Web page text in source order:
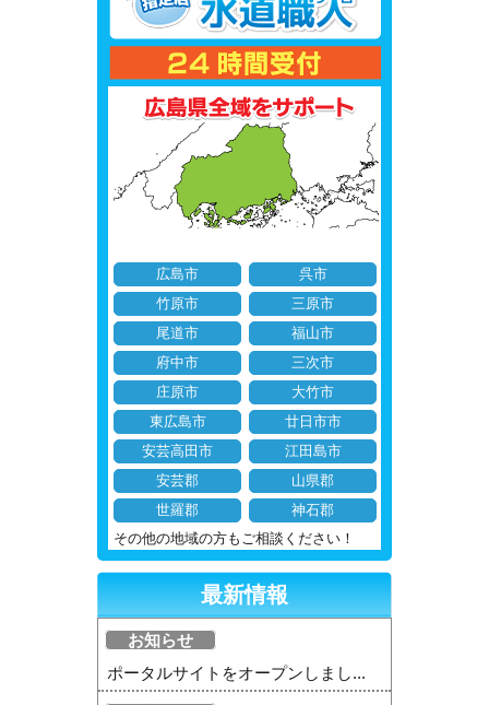
広島市
呉市
竹原市
三原市
尾道市
福山市
府中市
三次市
庄原市
大竹市
東広島市
廿日市市
安芸高田市
江田島市
安芸郡
山県郡
世羅郡
神石郡
その他の地域の方もご相談ください！
最新情報
お知らせ
ポータルサイトをオープンしまし...